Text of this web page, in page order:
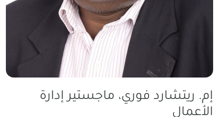
إم. ريتشارد فوري، ماجستير إدارة
الأعمال